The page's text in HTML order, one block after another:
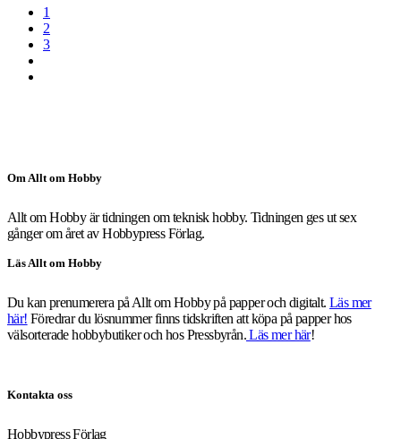
1
2
3
Om Allt om Hobby
Allt om Hobby är tidningen om teknisk hobby. Tidningen ges ut sex
gånger om året av Hobbypress Förlag.
Läs Allt om Hobby
Du kan prenumerera på Allt om Hobby på papper och digitalt. Läs mer
här! Föredrar du lösnummer finns tidskriften att köpa på papper hos
välsorterade hobbybutiker och hos Pressbyrån.Läs mer här!
Kontakta oss
Hobbypress Förlag